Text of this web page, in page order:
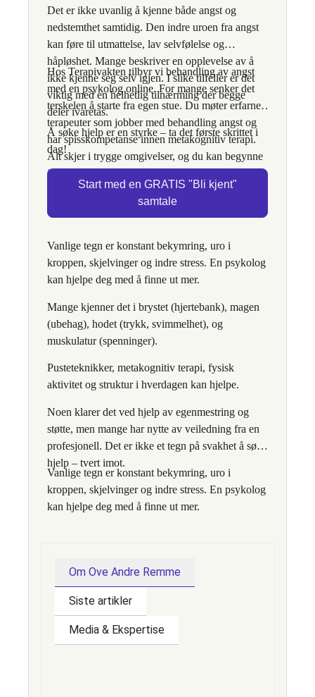
Det er ikke uvanlig å kjenne både angst og
nedstemthet samtidig. Den indre uroen fra angst
kan føre til utmattelse, lav selvfølelse og
håpløshet. Mange beskriver en opplevelse av å
ikke kjenne seg selv igjen. I slike tilfeller er det
viktig med en helhetlig tilnærming der begge
deler ivaretas.
Hos Terapivakten tilbyr vi behandling av angst
med en psykolog online. For mange senker det
terskelen å starte fra egen stue. Du møter erfarne
terapeuter som jobber med behandling angst og
har spisskompetanse innen metakognitiv terapi.
Alt skjer i trygge omgivelser, og du kan begynne
i det tempoet som passer deg.
Å søke hjelp er en styrke – ta det første skrittet i
dag!
Start med en GRATIS "Bli kjent"
samtale
Vanlige tegn er konstant bekymring, uro i
kroppen, skjelvinger og indre stress. En psykolog
kan hjelpe deg med å finne ut mer.
Mange kjenner det i brystet (hjertebank), magen
(ubehag), hodet (trykk, svimmelhet), og
muskulatur (spenninger).
Pusteteknikker, metakognitiv terapi, fysisk
aktivitet og struktur i hverdagen kan hjelpe.
Noen klarer det ved hjelp av egenmestring og
støtte, men mange har nytte av veiledning fra en
profesjonell. Det er ikke et tegn på svakhet å søke
hjelp – tvert imot.
Vanlige tegn er konstant bekymring, uro i
kroppen, skjelvinger og indre stress. En psykolog
kan hjelpe deg med å finne ut mer.
muskulatur (spenninger).
Pusteteknikker, metakognitiv terapi, fysisk
Noen klarer det ved hjelp av egenmestring og
Om Ove Andre Remme
Siste artikler
Media & Ekspertise